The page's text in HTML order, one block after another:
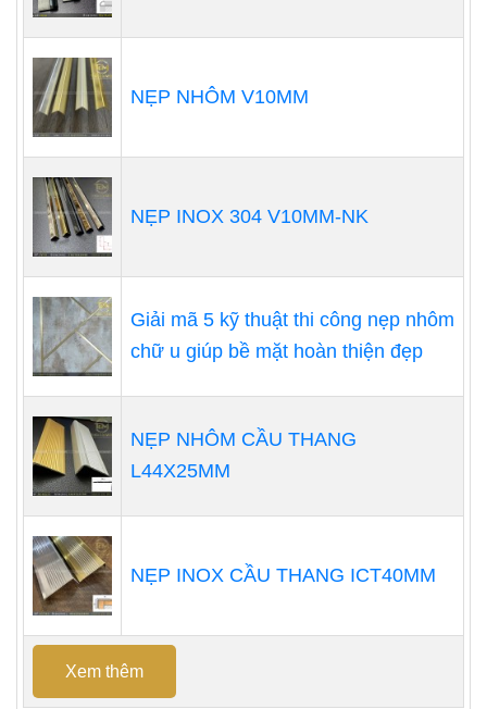
NẸP NHÔM V10MM
NẸP INOX 304 V10MM-NK
Giải mã 5 kỹ thuật thi công nẹp nhôm
chữ u giúp bề mặt hoàn thiện đẹp
NẸP NHÔM CẦU THANG
L44X25MM
NẸP INOX CẦU THANG ICT40MM
Xem thêm